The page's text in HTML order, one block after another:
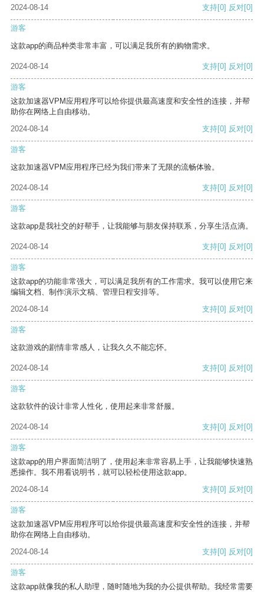
2024-08-14 支持[0] 反对[0]
游客
这款app的商品种类非常丰富，可以满足我所有的购物需求。
2024-08-14 支持[0] 反对[0]
游客
这款加速器VPM应用程序可以给你提供最高速度和安全性的连接，并帮
助你在网络上自由移动。
2024-08-14
支持[0] 反对[0]
游客
这款加速器VPM应用程序已经为我们带来了无限的流畅体验。
2024-08-14 支持[0] 反对[0]
游客
这款app是我社交的好帮手，让我能够与朋友保持联系，分享生活点滴。
2024-08-14 支持[0] 反对[0]
游客
这款app的功能非常强大，可以满足我所有的工作需求。我可以使用它来
编辑文档、制作演示文稿、管理日程安排等。
2024-08-14
支持[0] 反对[0]
游客
这款游戏的剧情非常感人，让我久久不能忘怀。
2024-08-14 支持[0] 反对[0]
游客
这款软件的设计非常人性化，使用起来非常舒服。
2024-08-14 支持[0] 反对[0]
游客
这款app的用户界面简洁明了，使用起来非常容易上手，让我能够快速熟
悉操作。我不用看说明书，就可以轻松使用这款app。
2024-08-14
支持[0] 反对[0]
游客
这款加速器VPM应用程序可以给你提供最高速度和安全性的连接，并帮
助你在网络上自由移动。
2024-08-14
支持[0] 反对[0]
游客
这款app就像我的私人助理，随时随地为我的办公提供帮助。我经常需要